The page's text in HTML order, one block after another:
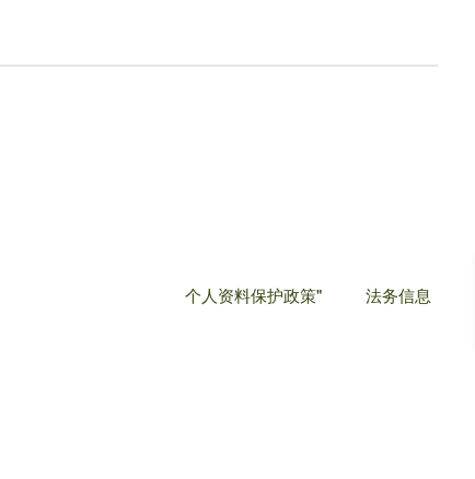
个人资料保护政策" 法务信息